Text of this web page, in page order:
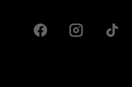
FacebookInstagramTiktok